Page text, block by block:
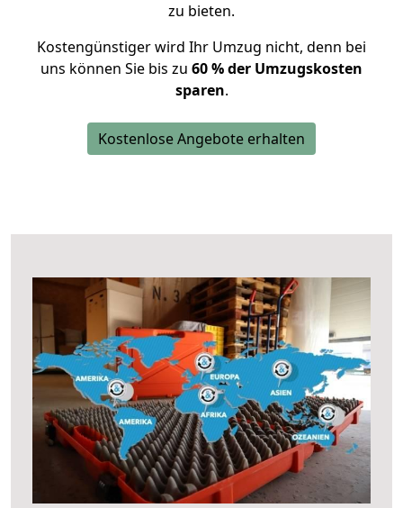
zu bieten.
Kostengünstiger wird Ihr Umzug nicht, denn bei
uns können Sie bis zu 60 % der Umzugskosten
sparen.
Kostenlose Angebote erhalten